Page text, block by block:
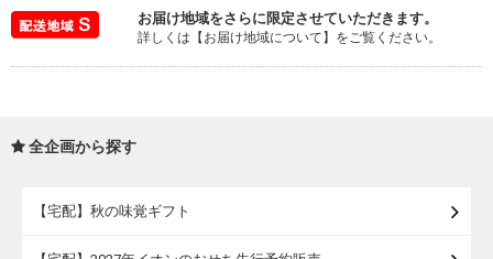
お届け地域をさらに限定させていただきます。
詳しくは【お届け地域について】をご覧ください。
全企画から探す
【宅配】秋の味覚ギフト